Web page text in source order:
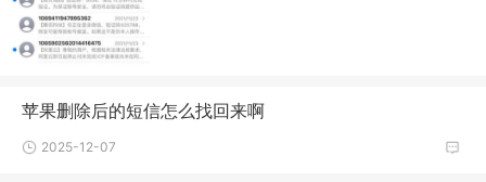
苹果删除后的短信怎么找回来啊
2025-12-07